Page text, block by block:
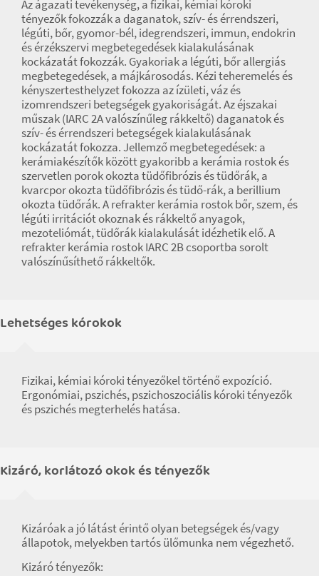
Az ágazati tevékenység, a fizikai, kémiai kóroki
tényezők fokozzák a daganatok, szív- és érrendszeri,
légúti, bőr, gyomor-bél, idegrendszeri, immun, endokrin
és érzékszervi megbetegedések kialakulásának
kockázatát fokozzák. Gyakoriak a légúti, bőr allergiás
megbetegedések, a májkárosodás. Kézi teheremelés és
kényszertesthelyzet fokozza az ízületi, váz és
izomrendszeri betegségek gyakoriságát. Az éjszakai
műszak (IARC 2A valószínűleg rákkeltő) daganatok és
szív- és érrendszeri betegségek kialakulásának
kockázatát fokozza. Jellemző megbetegedések: a
kerámiakészítők között gyakoribb a kerámia rostok és
szervetlen porok okozta tüdőfibrózis és tüdőrák, a
kvarcpor okozta tüdőfibrózis és tüdő-rák, a berillium
okozta tüdőrák. A refrakter kerámia rostok bőr, szem, és
légúti irritációt okoznak és rákkeltő anyagok,
mezoteliómát, tüdőrák kialakulását idézhetik elő. A
refrakter kerámia rostok IARC 2B csoportba sorolt
valószínűsíthető rákkeltők.
Lehetséges kórokok
Fizikai, kémiai kóroki tényezőkel történő expozíció.
Ergonómiai, pszichés, pszichoszociális kóroki tényezők
és pszichés megterhelés hatása.
Kizáró, korlátozó okok és tényezők
Kizáróak a jó látást érintő olyan betegségek és/vagy
állapotok, melyekben tartós ülőmunka nem végezhető.
Kizáró tényezők: